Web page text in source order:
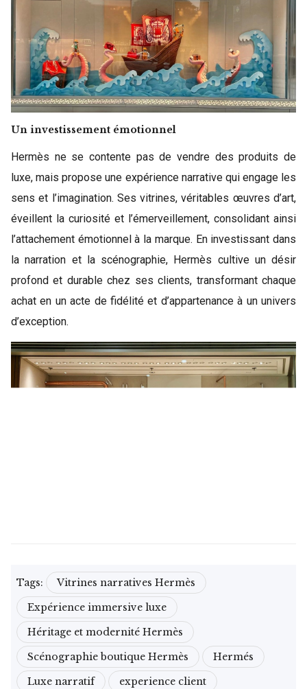
Un investissement émotionnel
Hermès ne se contente pas de vendre des produits de
luxe, mais propose une expérience narrative qui engage les
sens et l’imagination. Ses vitrines, véritables œuvres d’art,
éveillent la curiosité et l’émerveillement, consolidant ainsi
l’attachement émotionnel à la marque. En investissant dans
la narration et la scénographie, Hermès cultive un désir
profond et durable chez ses clients, transformant chaque
achat en un acte de fidélité et d’appartenance à un univers
d’exception.
Tags:
Vitrines narratives Hermès
Expérience immersive luxe
Héritage et modernité Hermès
Scénographie boutique Hermès
Hermés
Luxe narratif
experience client